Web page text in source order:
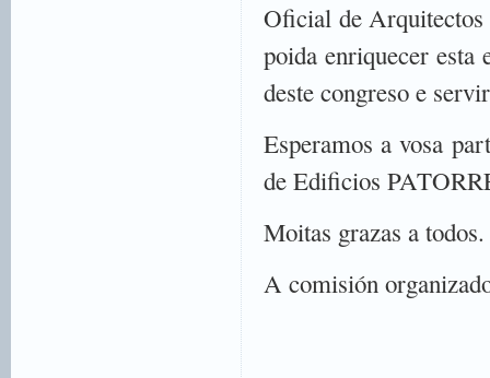
Oficial de Arquitectos
poida enriquecer esta
deste congreso e
Esperamos a vosa
de Edificios
Moitas grazas a todos.
A comisión